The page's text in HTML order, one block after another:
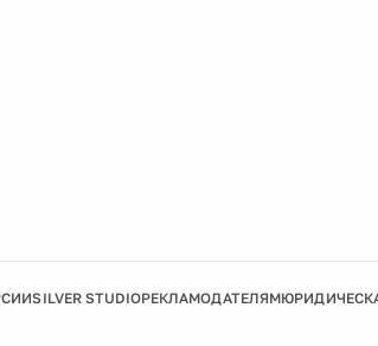
SILVER STUDIOРЕКЛАМОДАТЕЛЯМ